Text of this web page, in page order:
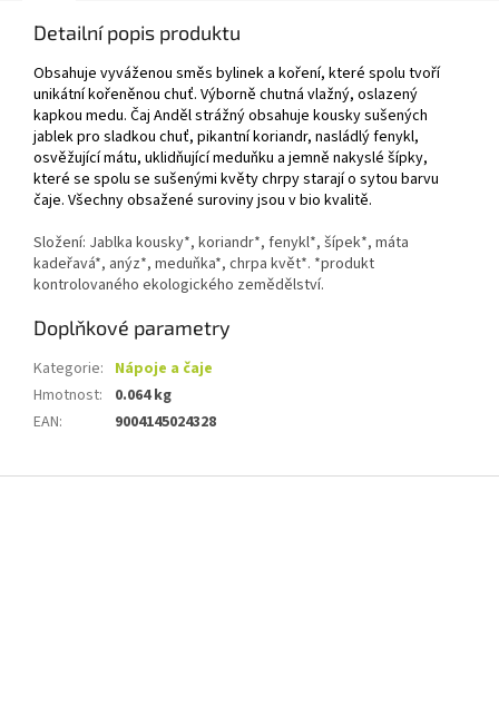
Detailní popis produktu
Obsahuje vyváženou směs bylinek a koření, které spolu tvoří
unikátní kořeněnou chuť. Výborně chutná vlažný, oslazený
kapkou medu. Čaj Anděl strážný obsahuje kousky sušených
jablek pro sladkou chuť, pikantní koriandr, nasládlý fenykl,
osvěžující mátu, uklidňující meduňku a jemně nakyslé šípky,
které se spolu se sušenými květy chrpy starají o sytou barvu
čaje. Všechny obsažené suroviny jsou v bio kvalitě.
Složení: Jablka kousky*, koriandr*, fenykl*, šípek*, máta
kadeřavá*, anýz*, meduňka*, chrpa květ*. *produkt
kontrolovaného ekologického zemědělství.
Doplňkové parametry
Kategorie: Nápoje a čaje
Hmotnost:
0.064 kg
EAN: 9004145024328